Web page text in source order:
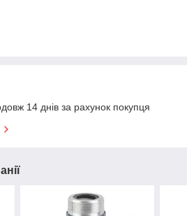
14 днів за рахунок покупця